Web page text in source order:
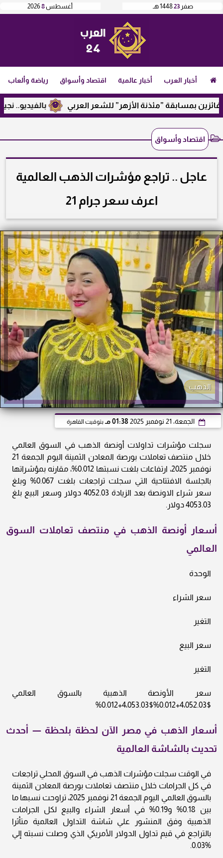
أغسطس8
2026 صفر 231448 هـ
أخبار العرب أخبار عالمية اقتصاد وأسواق رياضة وألعاب
بالفيديو.. نجيب بمسابقة ”مئذنة الأزهر” للشعر العربي
اقتصاد وأسواق
عاجل .. تراجع مؤشرات الذهب العالمية
اعرف سعر جرام 21
الذهب
الجمعة، 21 نوفمبر 2025 01:38 مـ بتوقيت القاهرة
سجلت مؤشرات تداولات أونصة الذهب في السوق العالمي
خلال منتصف تعاملات بورصة المعادن الثمينة اليوم الجمعة 21
نوفمبر 2025، ارتفاعات بلغت نسبتها 0.012%، مقارنه بمؤشراتها
بالجلسة الافتتاحية التي سجلت تراجعات بلغت 0.067% وبلغ
سعر شراء الاونصة بعد الزيادة 4052.03 دولار وسعر البيع بلغ
4053.03 دولار.
أسعار أونصة الذهب في منتصف تعاملات السوق
العالمي
الوحدة
سعر الشراء
التغير
سعر البيع
التغير
سعر الأونصة الذهبية بالسوق العالمي
$4،052.03+0.012%$4،053.03+0.012%
أسعار الذهب في مصر الآن لحظة بلحظة — أحدث
تحديث بالشاشة العالمية
في الوقت سجلت مؤشرات الذهب في السوق المحلي تراجعات
في كل الجرامات خلال منتصف تعاملات بورصة المعادن الثمينة
بالسوق العالمي اليوم الجمعة 21 نوفمبر 2025، تراوحت نسبها ما
بين 0.18% و0.19% في أسعار الشراء والبيع لكل الجرامات
الذهبية وفق المنشور علي شاشة التداول العالمية متأثرا
بالتراجع في قيم تداول الدولار الأمريكي الذي وصلت نسبته إلي
%0.03.